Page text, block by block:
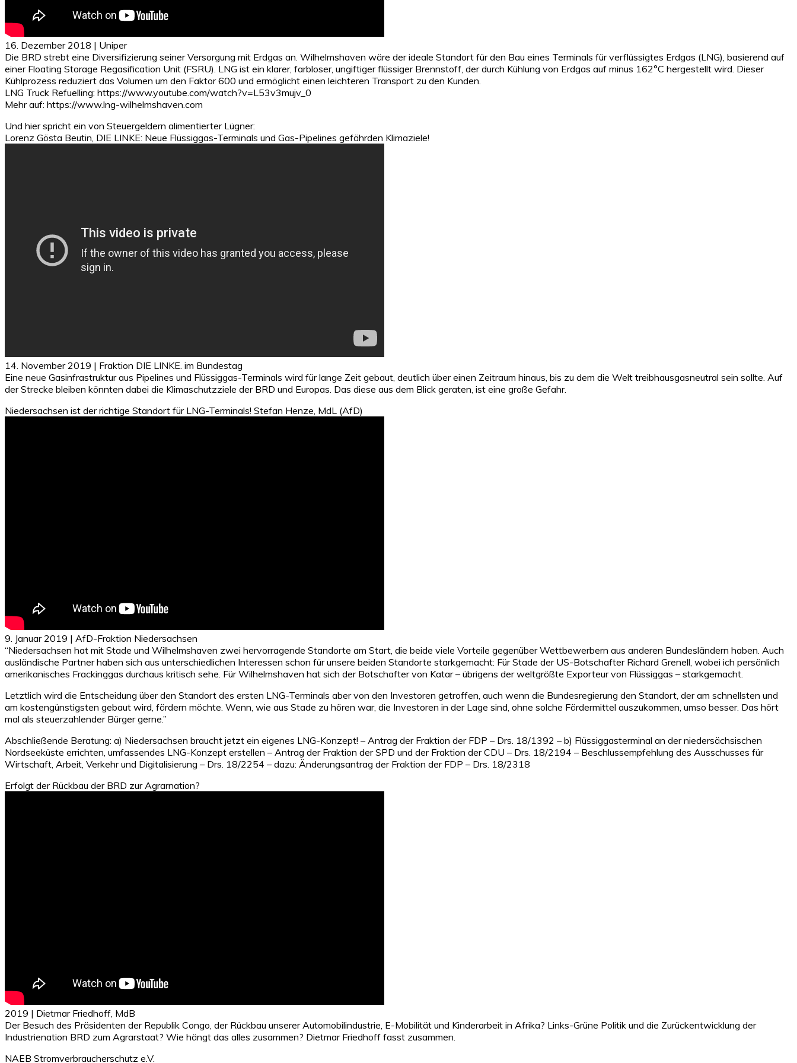
16. Dezember 2018 | Uniper
Die BRD strebt eine Diversifizierung seiner Versorgung mit Erdgas an. Wilhelmshaven wäre der ideale Standort für den Bau eines Terminals für verflüssigtes Erdgas (LNG), basierend auf
einer Floating Storage Regasification Unit (FSRU). LNG ist ein klarer, farbloser, ungiftiger flüssiger Brennstoff, der durch Kühlung von Erdgas auf minus 162°C hergestellt wird. Dieser
Kühlprozess reduziert das Volumen um den Faktor 600 und ermöglicht einen leichteren Transport zu den Kunden.
LNG Truck Refuelling: https://www.youtube.com/watch?v=L53v3mujv_0
Mehr auf: https://www.lng-wilhelmshaven.com
Und hier spricht ein von Steuergeldern alimentierter Lügner:
Lorenz Gösta Beutin, DIE LINKE: Neue Flüssiggas-Terminals und Gas-Pipelines gefährden Klimaziele!
14. November 2019 | Fraktion DIE LINKE. im Bundestag
Eine neue Gasinfrastruktur aus Pipelines und Flüssiggas-Terminals wird für lange Zeit gebaut, deutlich über einen Zeitraum hinaus, bis zu dem die Welt treibhausgasneutral sein sollte. Auf
der Strecke bleiben könnten dabei die Klimaschutzziele der BRD und Europas. Das diese aus dem Blick geraten, ist eine große Gefahr.
Niedersachsen ist der richtige Standort für LNG-Terminals! Stefan Henze, MdL (AfD)
9. Januar 2019 | AfD-Fraktion Niedersachsen
“Niedersachsen hat mit Stade und Wilhelmshaven zwei hervorragende Standorte am Start, die beide viele Vorteile gegenüber Wettbewerbern aus anderen Bundesländern haben. Auch
ausländische Partner haben sich aus unterschiedlichen Interessen schon für unsere beiden Standorte starkgemacht: Für Stade der US-Botschafter Richard Grenell, wobei ich persönlich
amerikanisches Frackinggas durchaus kritisch sehe. Für Wilhelmshaven hat sich der Botschafter von Katar – übrigens der weltgrößte Exporteur von Flüssiggas – starkgemacht.
Letztlich wird die Entscheidung über den Standort des ersten LNG-Terminals aber von den Investoren getroffen, auch wenn die Bundesregierung den Standort, der am schnellsten und
am kostengünstigsten gebaut wird, fördern möchte. Wenn, wie aus Stade zu hören war, die Investoren in der Lage sind, ohne solche Fördermittel auszukommen, umso besser. Das hört
mal als steuerzahlender Bürger gerne.”
Abschließende Beratung: a) Niedersachsen braucht jetzt ein eigenes LNG-Konzept! – Antrag der Fraktion der FDP – Drs. 18/1392 – b) Flüssiggasterminal an der niedersächsischen
Nordseeküste errichten, umfassendes LNG-Konzept erstellen – Antrag der Fraktion der SPD und der Fraktion der CDU – Drs. 18/2194 – Beschlussempfehlung des Ausschusses für
Wirtschaft, Arbeit, Verkehr und Digitalisierung – Drs. 18/2254 – dazu: Änderungsantrag der Fraktion der FDP – Drs. 18/2318
Erfolgt der Rückbau der BRD zur Agrarnation?
2019 | Dietmar Friedhoff, MdB
Der Besuch des Präsidenten der Republik Congo, der Rückbau unserer Automobilindustrie, E-Mobilität und Kinderarbeit in Afrika? Links-Grüne Politik und die Zurückentwicklung der
Industrienation BRD zum Agrarstaat? Wie hängt das alles zusammen? Dietmar Friedhoff fasst zusammen.
NAEB Stromverbraucherschutz e.V.